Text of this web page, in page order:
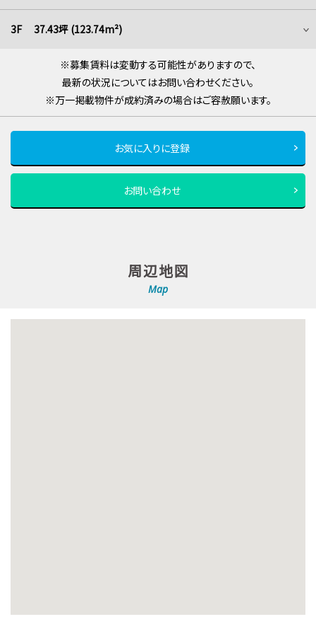
3F 37.43坪 (123.74m²)
※募集賃料は変動する可能性がありますので、
最新の状況についてはお問い合わせください。
※万一掲載物件が成約済みの場合はご容赦願います。
お気に入りに登録
お問い合わせ
周辺地図
Map